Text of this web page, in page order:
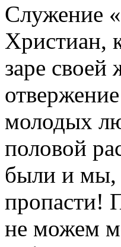
Служение
Христиан,
заре своей
молодых
половой
были и мы,
пропасти!
не можем